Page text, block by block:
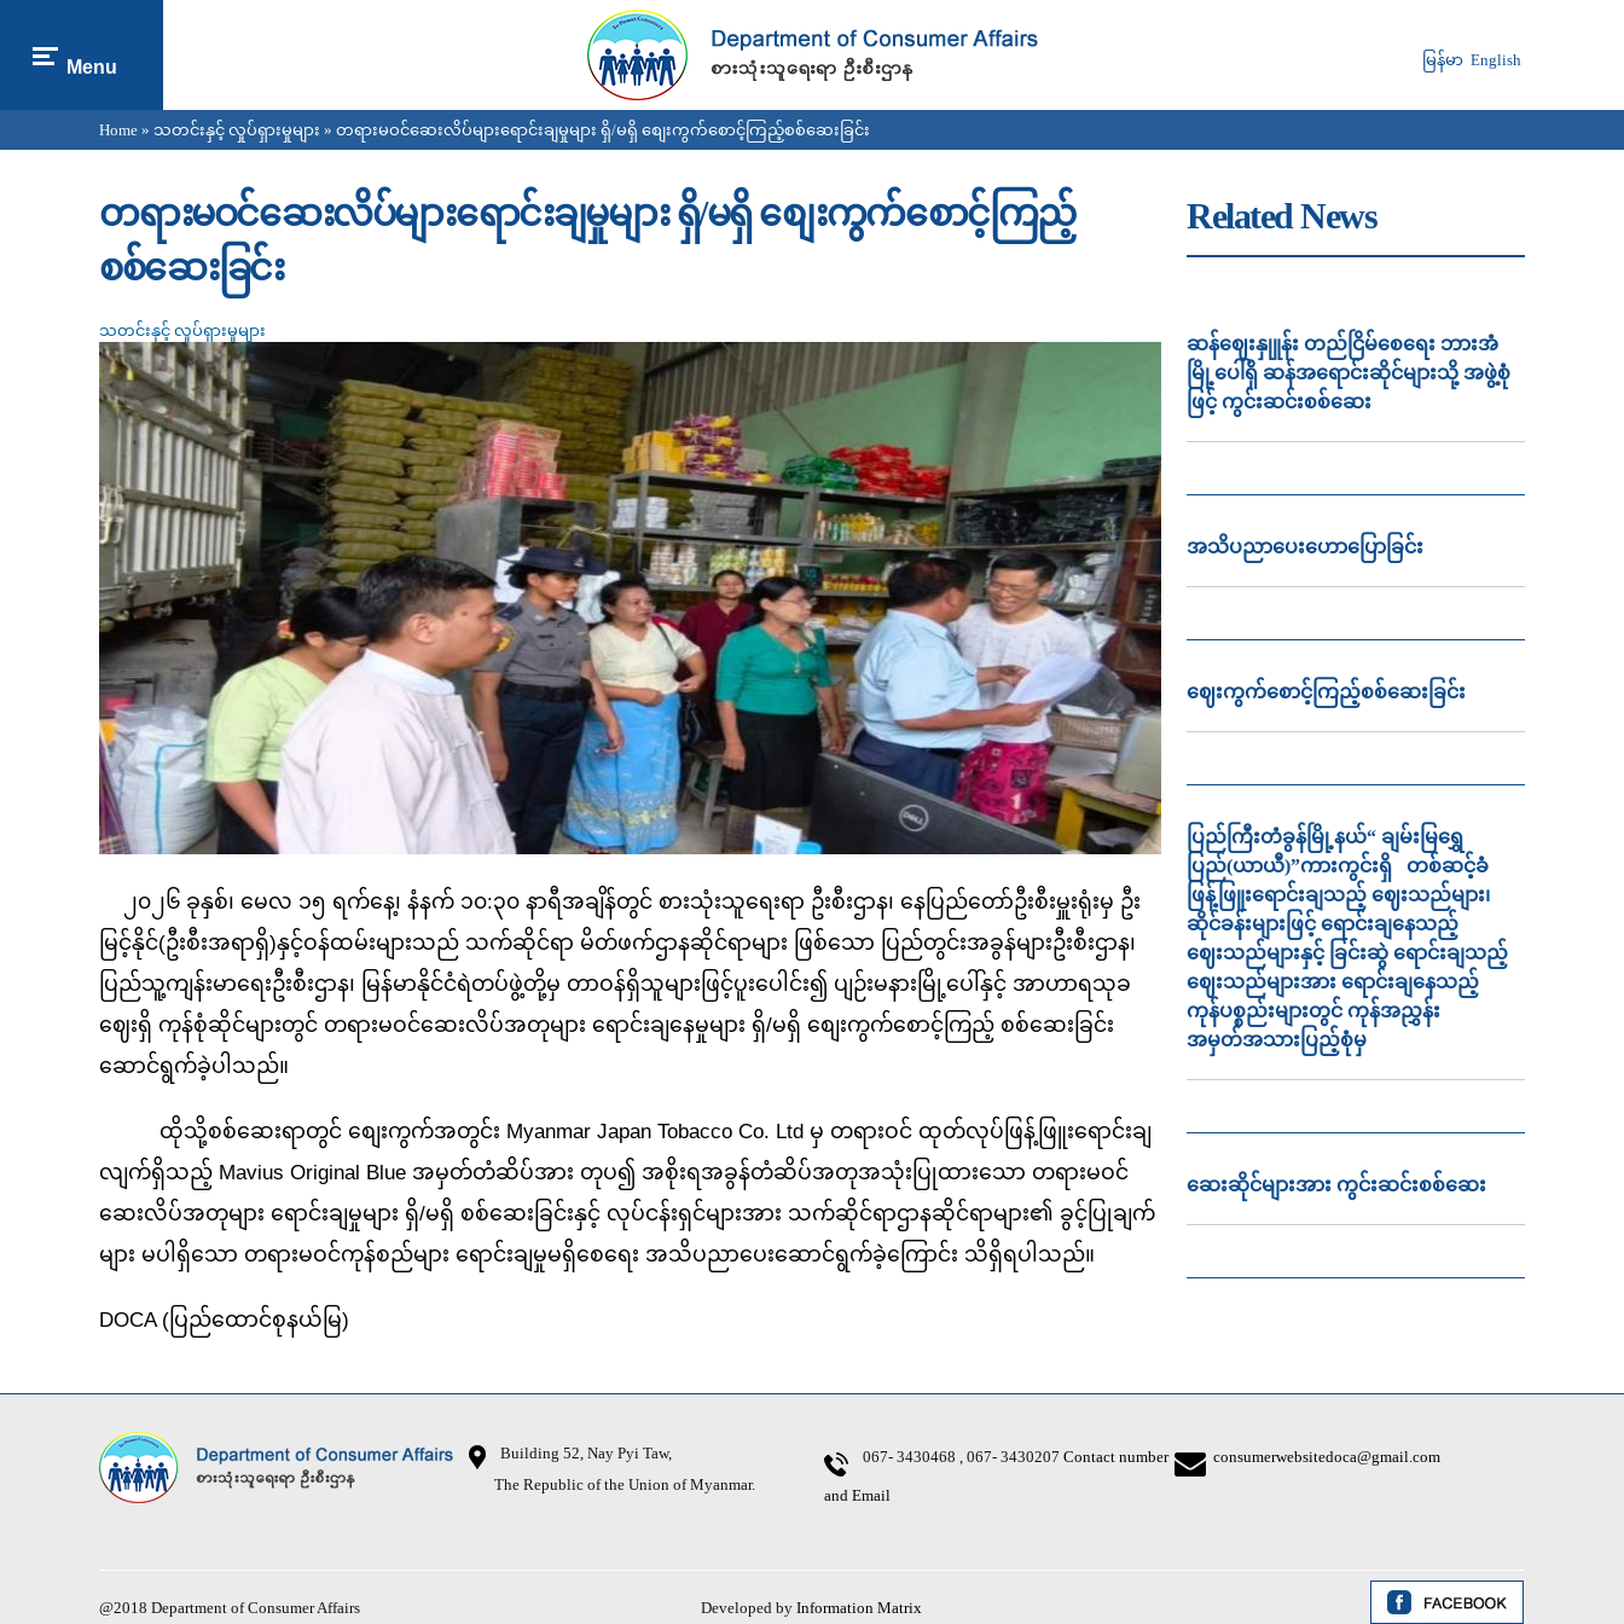
main
content
မြန်မာ English
Menu
You are here
Home » သတင်းနှင့် လှုပ်ရှားမှုများ » တရားမဝင်ဆေးလိပ်များရောင်းချမှုများ ရှိ/မရှိ စျေးကွက်စောင့်ကြည့်စစ်‌ဆေးခြင်း
တရားမဝင်ဆေးလိပ်များရောင်းချမှုများ ရှိ/မရှိ စျေးကွက်စောင့်ကြည့်
စစ်‌ဆေးခြင်း
သတင်းနှင့် လှုပ်ရှားမှုများ
၂၀၂၆ ခုနှစ်၊ မေလ ၁၅ ရက်နေ့၊ နံနက် ၁၀:၃၀ နာရီအချိန်တွင် စားသုံးသူရေးရာ ဦးစီးဌာန၊ နေပြည်တော်ဦးစီးမှူးရုံးမှ ဦး
မြင့်နိုင်(ဦးစီးအရာရှိ)နှင့်ဝန်ထမ်းများသည် သက်ဆိုင်ရာ မိတ်ဖက်ဌာနဆိုင်ရာများ ဖြစ်သော ပြည်တွင်းအခွန်များဦးစီးဌာန၊
ပြည်သူ့ကျန်းမာရေးဦးစီးဌာန၊ မြန်မာနိုင်ငံရဲတပ်ဖွဲ့တို့မှ တာဝန်ရှိသူများဖြင့်ပူးပေါင်း၍ ပျဉ်းမနားမြို့ပေါ်နှင့် အာဟာရသုခ
ဈေးရှိ ကုန်စုံဆိုင်များတွင် တရားမဝင်ဆေးလိပ်အတုများ ရောင်းချနေမှုများ ရှိ/မရှိ စျေးကွက်စောင့်ကြည့် စစ်ဆေးခြင်း
ဆောင်ရွက်ခဲ့ပါသည်။
ထိုသို့စစ်ဆေးရာတွင် စျေးကွက်အတွင်း Myanmar Japan Tobacco Co. Ltd မှ တရားဝင် ထုတ်လုပ်ဖြန့်ဖြူးရောင်းချ
လျက်ရှိသည့် Mavius Original Blue အမှတ်တံဆိပ်အား တုပ၍ အစိုးရအခွန်တံဆိပ်အတုအသုံးပြုထားသော တရားမဝင်
ဆေးလိပ်အတုများ ရောင်းချမှုများ ရှိ/မရှိ စစ်ဆေးခြင်းနှင့် လုပ်ငန်းရှင်များအား သက်ဆိုင်ရာဌာနဆိုင်ရာများ၏ ခွင့်ပြုချက်
များ မပါရှိသော တရားမဝင်ကုန်စည်များ ရောင်းချမှုမရှိစေရေး အသိပညာပေးဆောင်ရွက်ခဲ့ကြောင်း သိရှိရပါသည်။
DOCA (ပြည်ထောင်စုနယ်မြ)
Related News
ဆန်ဈေးနှုူန်း တည်ငြိမ်စေရေး ဘားအံ
မြို့ပေါ်ရှိ ဆန်အရောင်းဆိုင်များသို့ အဖွဲ့စုံ
ဖြင့် ကွင်းဆင်းစစ်ဆေး
အသိပညာ‌ပေး‌ဟောပြောခြင်း
ဈေးကွက်စောင့်ကြည့်စစ်ဆေးခြင်း
ပြည်ကြီးတံခွန်မြို့နယ်“ ချမ်းမြရွှေ
ပြည်(ယာယီ)”ကားကွင်းရှိ တစ်ဆင့်ခံ
ဖြန့်ဖြူးရောင်းချသည့် ဈေးသည်များ၊
ဆိုင်ခန်းများဖြင့် ရောင်းချနေသည့်
ဈေးသည်များနှင့် ခြင်းဆွဲ ရောင်းချသည့်
ဈေးသည်များအား ရောင်းချနေသည့်
ကုန်ပစ္စည်းများတွင် ကုန်အညွှန်း
အမှတ်အသားပြည့်စုံမှ
ဆေးဆိုင်များအား ကွင်းဆင်းစစ်ဆေး
Building 52, Nay Pyi Taw,
The Republic of the Union of Myanmar.
067- 3430468 , 067- 3430207 Contact number
and Email
consumerwebsitedoca@gmail.com
@2018 Department of Consumer Affairs Developed by Information Matrix